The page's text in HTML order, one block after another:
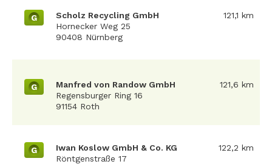
G
Scholz Recycling GmbH
Hornecker Weg 25
90408 Nürnberg
121,1 km
G
Manfred von Randow GmbH
Regensburger Ring 16
91154 Roth
121,6 km
G
Iwan Koslow GmbH & Co. KG
Röntgenstraße 17
122,2 km